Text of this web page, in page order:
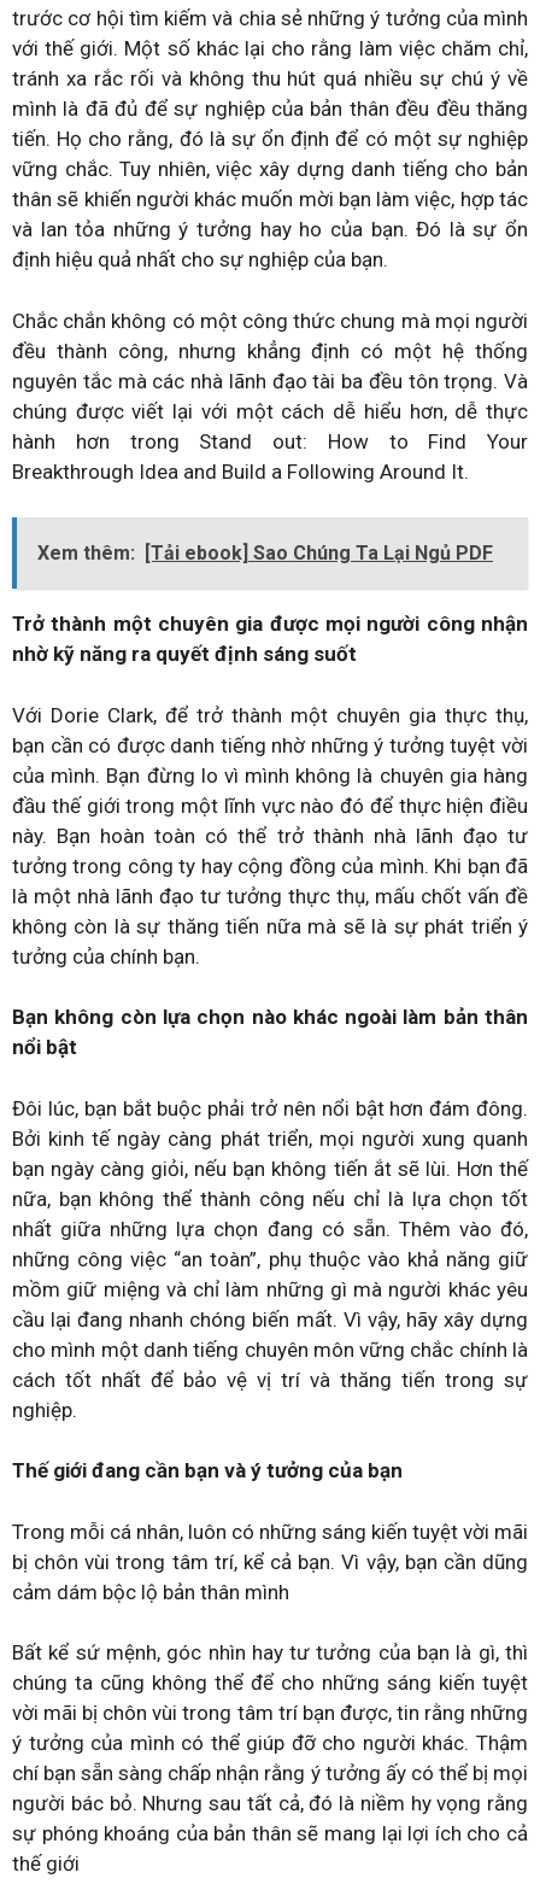
trước cơ hội tìm kiếm và chia sẻ những ý tưởng của mình
với thế giới. Một số khác lại cho rằng làm việc chăm chỉ,
tránh xa rắc rối và không thu hút quá nhiều sự chú ý về
mình là đã đủ để sự nghiệp của bản thân đều đều thăng
tiến. Họ cho rằng, đó là sự ổn định để có một sự nghiệp
vững chắc. Tuy nhiên, việc xây dựng danh tiếng cho bản
thân sẽ khiến người khác muốn mời bạn làm việc, hợp tác
và lan tỏa những ý tưởng hay ho của bạn. Đó là sự ổn
định hiệu quả nhất cho sự nghiệp của bạn.
Chắc chắn không có một công thức chung mà mọi người
đều thành công, nhưng khẳng định có một hệ thống
nguyên tắc mà các nhà lãnh đạo tài ba đều tôn trọng. Và
chúng được viết lại với một cách dễ hiểu hơn, dễ thực
hành hơn trong Stand out: How to Find Your
Breakthrough Idea and Build a Following Around It.
Xem thêm: [Tải ebook] Sao Chúng Ta Lại Ngủ PDF
Trở thành một chuyên gia được mọi người công nhận
nhờ kỹ năng ra quyết định sáng suốt
Với Dorie Clark, để trở thành một chuyên gia thực thụ,
bạn cần có được danh tiếng nhờ những ý tưởng tuyệt vời
của mình. Bạn đừng lo vì mình không là chuyên gia hàng
đầu thế giới trong một lĩnh vực nào đó để thực hiện điều
này. Bạn hoàn toàn có thể trở thành nhà lãnh đạo tư
tưởng trong công ty hay cộng đồng của mình. Khi bạn đã
là một nhà lãnh đạo tư tưởng thực thụ, mấu chốt vấn đề
không còn là sự thăng tiến nữa mà sẽ là sự phát triển ý
tưởng của chính bạn.
Bạn không còn lựa chọn nào khác ngoài làm bản thân
nổi bật
Đôi lúc, bạn bắt buộc phải trở nên nổi bật hơn đám đông.
Bởi kinh tế ngày càng phát triển, mọi người xung quanh
bạn ngày càng giỏi, nếu bạn không tiến ắt sẽ lùi. Hơn thế
nữa, bạn không thể thành công nếu chỉ là lựa chọn tốt
nhất giữa những lựa chọn đang có sẵn. Thêm vào đó,
những công việc “an toàn”, phụ thuộc vào khả năng giữ
mồm giữ miệng và chỉ làm những gì mà người khác yêu
cầu lại đang nhanh chóng biến mất. Vì vậy, hãy xây dựng
cho mình một danh tiếng chuyên môn vững chắc chính là
cách tốt nhất để bảo vệ vị trí và thăng tiến trong sự
nghiệp.
Thế giới đang cần bạn và ý tưởng của bạn
Trong mỗi cá nhân, luôn có những sáng kiến tuyệt vời mãi
bị chôn vùi trong tâm trí, kể cả bạn. Vì vậy, bạn cần dũng
cảm dám bộc lộ bản thân mình
Bất kể sứ mệnh, góc nhìn hay tư tưởng của bạn là gì, thì
chúng ta cũng không thể để cho những sáng kiến tuyệt
vời mãi bị chôn vùi trong tâm trí bạn được, tin rằng những
ý tưởng của mình có thể giúp đỡ cho người khác. Thậm
chí bạn sẵn sàng chấp nhận rằng ý tưởng ấy có thể bị mọi
người bác bỏ. Nhưng sau tất cả, đó là niềm hy vọng rằng
sự phóng khoáng của bản thân sẽ mang lại lợi ích cho cả
thế giới